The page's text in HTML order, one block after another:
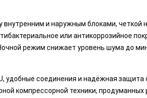
и наружным блоками, четкой
или антикоррозийное
режим снижает уровень шума до
удобные соединения и надёжная защита
компрессорной техники,